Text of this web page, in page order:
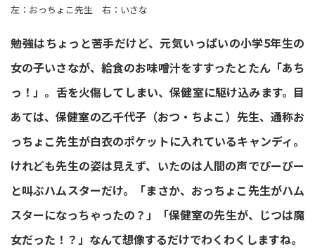
左：おっちょこ先生 右：いさな
――勉強はちょっと苦手だけど、元気いっぱいの小学5年生の
女の子いさなが、給食のお味噌汁をすすったとたん「あち
っ！」。舌を火傷してしまい、保健室に駆け込みます。目
あては、保健室の乙千代子（おつ・ちよこ）先生、通称お
っちょこ先生が白衣のポケットに入れているキャンディ。
けれども先生の姿は見えず、いたのは人間の声でぴーぴー
と叫ぶハムスターだけ。「まさか、おっちょこ先生がハム
スターになっちゃったの？」「保健室の先生が、じつは魔
女だった！？」なんて想像するだけでわくわくしますね。